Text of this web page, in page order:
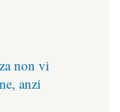
non vi
anzi